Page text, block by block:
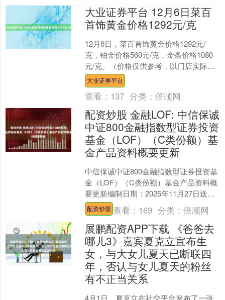
大业证券平台 12月6日菜百
首饰黄金价格1292元/克
12月6日，菜百首饰黄金价格1292元/
克，铂金价格560元/克，金条价格1080
元/克。（价格仅供参考，以门店实际为
准）同日上海黄金交易所现货黄金
AU9999....
大业证券平台
查看： 137 分类：倍顺网
配资炒股 金融LOF: 中信保诚
中证800金融指数型证券投资
基金（LOF）（C类份额）基
金产品资料概要更新
中信保诚中证800金融指数型证券投资基
金（LOF）（C类份额）基金产品资料概
要更新编制日期：2025年11月27日送出
日期：2025年11月28日本概要提供本
基....
配资炒股 查看： 169 分类：倍顺网
展鹏配资APP下载 《爸爸去
哪儿3》嘉宾夏克立宣布生
女，与大女儿夏天已断联四
年，否认与女儿夏天的粉丝
有不正当关系
4月1日，夏克立在社交平台发布了一张